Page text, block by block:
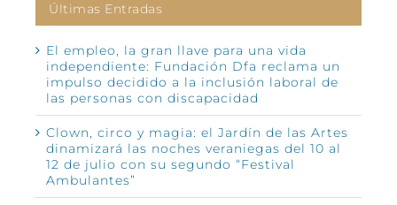
Últimas Entradas
El empleo, la gran llave para una vida
independiente: Fundación Dfa reclama un
impulso decidido a la inclusión laboral de
las personas con discapacidad
Clown, circo y magia: el Jardín de las Artes
dinamizará las noches veraniegas del 10 al
12 de julio con su segundo “Festival
Ambulantes”